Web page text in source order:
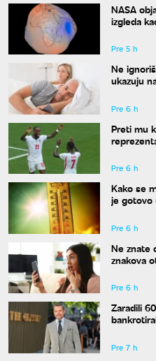
NASA
izgleda
Pre 5 h
Ne
ukazuju
Pre 6 h
Preti mu
Pre 6 h
Kako se
je gotovo
Pre 6 h
Ne znate
znakova
Pre 6 h
Zaradili
Pre 7 h